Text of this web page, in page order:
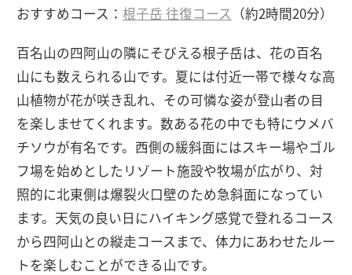
おすすめコース： 根子岳 往復コース （約2時間20分）
百名山の四阿山の隣にそびえる根子岳は、花の百名
山にも数えられる山です。夏には付近一帯で様々な高
山植物が花が咲き乱れ、その可憐な姿が登山者の目
を楽しませてくれます。数ある花の中でも特にウメバ
チソウが有名です。西側の緩斜面にはスキー場やゴル
フ場を始めとしたリゾート施設や牧場が広がり、対
照的に北東側は爆裂火口壁のため急斜面になってい
ます。天気の良い日にハイキング感覚で登れるコース
から四阿山との縦走コースまで、体力にあわせたルー
トを楽しむことができる山です。